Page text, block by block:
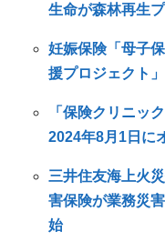
生命が森林再生
妊娠保険「母子
援プロジェクト
「保険クリニッ
2024年8月1日に
三井住友海上火
害保険が業務災
始